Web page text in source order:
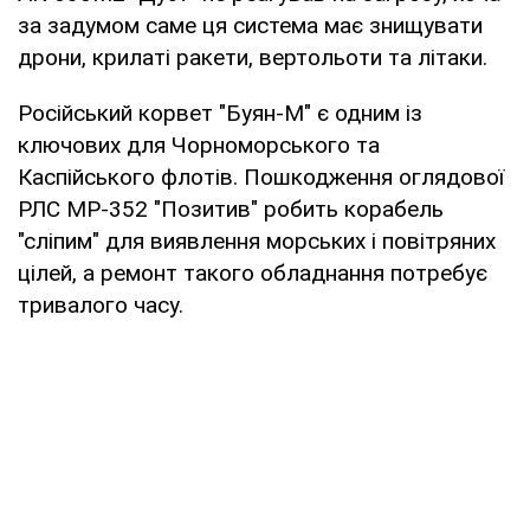
за задумом саме ця система має знищувати
дрони, крилаті ракети, вертольоти та літаки.
Російський корвет "Буян-М" є одним із
ключових для Чорноморського та
Каспійського флотів. Пошкодження оглядової
РЛС МР-352 "Позитив" робить корабель
"сліпим" для виявлення морських і повітряних
цілей, а ремонт такого обладнання потребує
тривалого часу.